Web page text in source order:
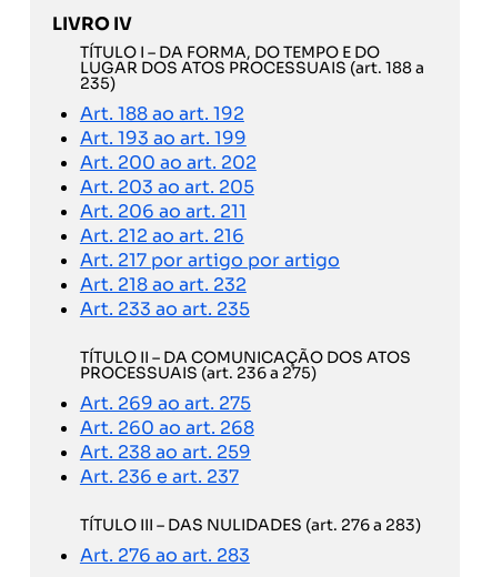
LIVRO IV
TÍTULO I – DA FORMA, DO TEMPO E DO
LUGAR DOS ATOS PROCESSUAIS (art. 188 a
235)
Art. 188 ao art. 192
Art. 193 ao art. 199
Art. 200 ao art. 202
Art. 203 ao art. 205
Art. 206 ao art. 211
Art. 212 ao art. 216
Art. 217 por artigo por artigo
Art. 218 ao art. 232
Art. 233 ao art. 235
TÍTULO II – DA COMUNICAÇÃO DOS ATOS
PROCESSUAIS (art. 236 a 275)
Art. 269 ao art. 275
Art. 260 ao art. 268
Art. 238 ao art. 259
Art. 236 e art. 237
TÍTULO III – DAS NULIDADES (art. 276 a 283)
Art. 276 ao art. 283